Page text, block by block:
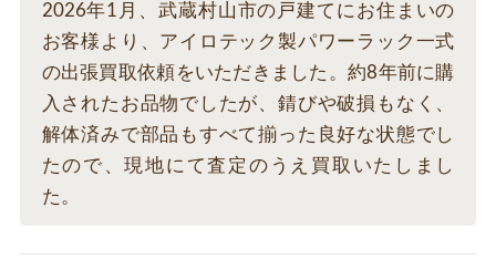
2026年1月、武蔵村山市の戸建てにお住まいの
お客様より、アイロテック製パワーラック一式
の出張買取依頼をいただきました。約8年前に購
入されたお品物でしたが、錆びや破損もなく、
解体済みで部品もすべて揃った良好な状態でし
たので、現地にて査定のうえ買取いたしまし
た。